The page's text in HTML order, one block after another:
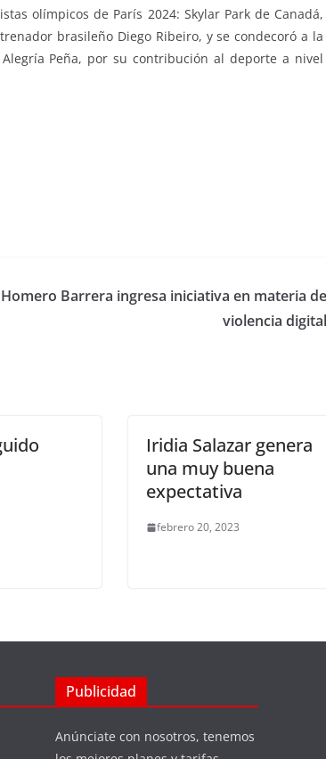
olímpicos de París 2024: Skylar Park de Canadá,
brasileño Diego Ribeiro, y se condecoró a la
Peña, por su contribución al deporte a nivel
Homero Barrera ingresa iniciativa en materia de
violencia digital
Iridia Salazar genera
una muy buena
expectativa
febrero 20, 2023
Publicidad
Anúnciate con nosotros, tenemos